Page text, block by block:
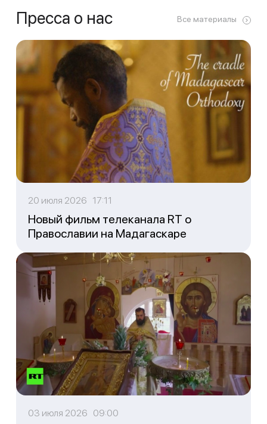
Пресса о нас Все материалы
20 июля 2026 17:11
Новый фильм телеканала RT о
Православии на Мадагаскаре
03 июля 2026 09:00